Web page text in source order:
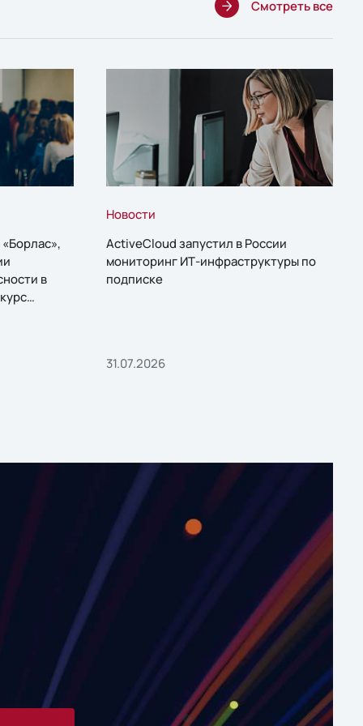
Смотреть все
в
Новости
ActiveCloud запустил в России
мониторинг ИТ-инфраструктуры по
подписке
31.07.2026